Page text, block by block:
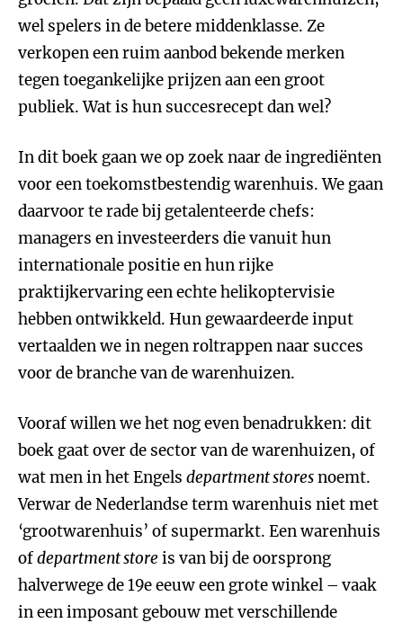
wel spelers in de betere middenklasse. Ze
verkopen een ruim aanbod bekende merken
tegen toegankelijke prijzen aan een groot
publiek. Wat is hun succesrecept dan wel?
In dit boek gaan we op zoek naar de ingrediënten
voor een toekomstbestendig warenhuis. We gaan
daarvoor te rade bij getalenteerde chefs:
managers en investeerders die vanuit hun
internationale positie en hun rijke
praktijkervaring een echte helikoptervisie
hebben ontwikkeld. Hun gewaardeerde input
vertaalden we in negen roltrappen naar succes
voor de branche van de warenhuizen.
Vooraf willen we het nog even benadrukken: dit
boek gaat over de sector van de warenhuizen, of
wat men in het Engels department storesnoemt.
Verwar de Nederlandse term warenhuis niet met
‘grootwarenhuis’ of supermarkt. Een warenhuis
ofdepartment store is van bij de oorsprong
halverwege de 19e eeuw een grote winkel – vaak
in een imposant gebouw met verschillende